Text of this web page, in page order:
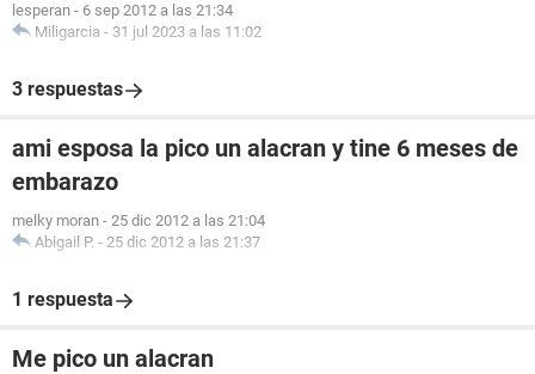
lesperan - 6 sep 2012 a las 21:34
Miligarcia - 31 jul 2023 a las 11:02
3 respuestas
ami esposa la pico un alacran y tine 6 meses de
embarazo
melky moran - 25 dic 2012 a las 21:04
Abigail P. - 25 dic 2012 a las 21:37
1 respuesta
Me pico un alacran